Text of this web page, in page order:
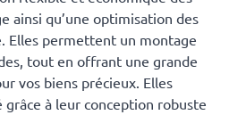
ainsi qu’une optimisation des
Elles permettent un montage
tout en offrant une grande
vos biens précieux. Elles
à leur conception robuste